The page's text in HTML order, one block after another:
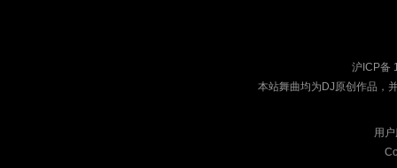
沪ICP备
本站舞曲均为DJ原创作品，
用